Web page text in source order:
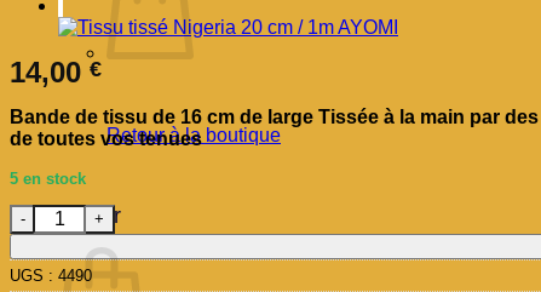
Retour à la boutique
Panier
14,00 €
Bande de tissu de 16 cm de large Tissée à la main par
de toutes vos tenues
5 en stock
quantité de Tissu tissé Nigeria 18 cm / 1m OMILA
UGS : 4490